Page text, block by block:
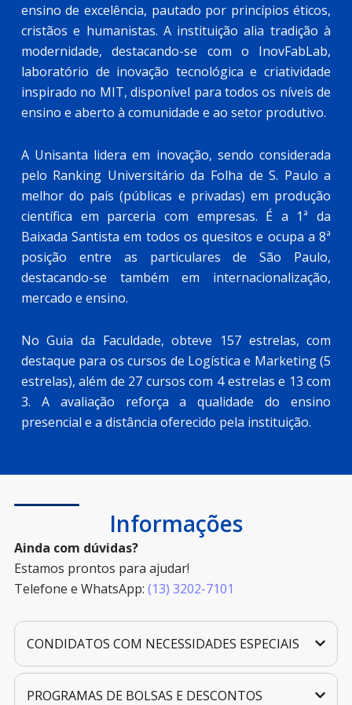
ensino de excelência, pautado por princípios éticos,
cristãos e humanistas. A instituição alia tradição à
modernidade, destacando-se com o InovFabLab,
laboratório de inovação tecnológica e criatividade
inspirado no MIT, disponível para todos os níveis de
ensino e aberto à comunidade e ao setor produtivo.
A Unisanta lidera em inovação, sendo considerada
pelo Ranking Universitário da Folha de S. Paulo a
melhor do país (públicas e privadas) em produção
científica em parceria com empresas. É a 1ª da
Baixada Santista em todos os quesitos e ocupa a 8ª
posição entre as particulares de São Paulo,
destacando-se também em internacionalização,
mercado e ensino.
No Guia da Faculdade, obteve 157 estrelas, com
destaque para os cursos de Logística e Marketing (5
estrelas), além de 27 cursos com 4 estrelas e 13 com
3. A avaliação reforça a qualidade do ensino
presencial e a distância oferecido pela instituição.
Informações
Ainda com dúvidas?
Estamos prontos para ajudar!
Telefone e WhatsApp:(13) 3202-7101
CONDIDATOS COM NECESSIDADES ESPECIAIS
PROGRAMAS DE BOLSAS E DESCONTOS